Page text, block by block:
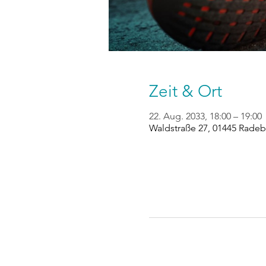
Zeit & Ort
22. Aug. 2033, 18:00 – 19:00
Waldstraße 27, 01445